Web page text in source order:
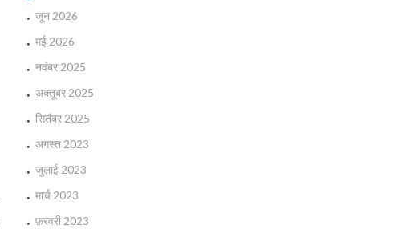
जून 2026
मई 2026
नवंबर 2025
अक्तूबर 2025
सितंबर 2025
अगस्त 2023
जुलाई 2023
मार्च 2023
फ़रवरी 2023